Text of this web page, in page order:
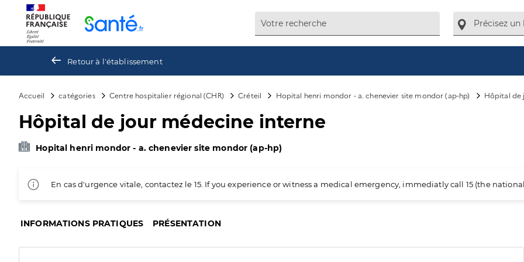
Retour à l'établissement
Accueil catégories Centre hospitalier régional (CHR) Créteil Hopital henri mondor - a. chenevier site mondor (ap-hp) Hôpital de
Hôpital de jour médecine interne
Hopital henri mondor - a. chenevier site mondor (ap-hp)
En cas d'urgence vitale, contactez le 15. If you experience or witness a medical emergency, immediatly call 15 (the
INFORMATIONS PRATIQUES PRÉSENTATION
Panneau de gestion des cookies